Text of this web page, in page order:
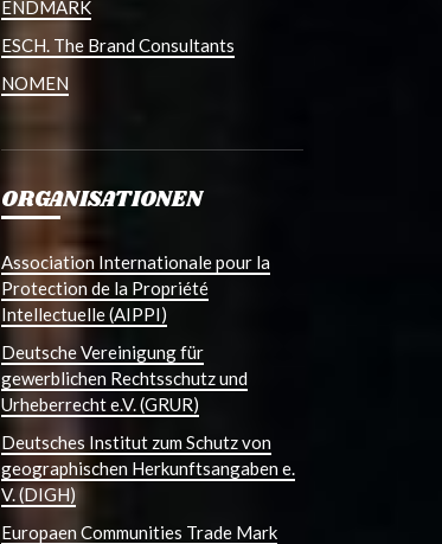
ENDMARK
ESCH. The Brand Consultants
NOMEN
ORGANISATIONEN
Association Internationale pour la
Protection de la Propriété
Intellectuelle (AIPPI)
Deutsche Vereinigung für
gewerblichen Rechtsschutz und
Urheberrecht e.V. (GRUR)
Deutsches Institut zum Schutz von
geographischen Herkunftsangaben e.
V. (DIGH)
Europaen Communities Trade Mark